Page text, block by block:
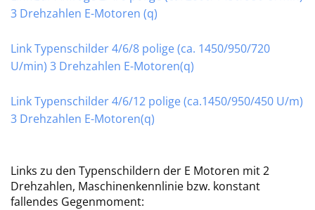
3 Drehzahlen E-Motoren (q)
Link Typenschilder 4/6/8 polige (ca. 1450/950/720
U/min) 3 Drehzahlen E-Motoren(q)
Link Typenschilder 4/6/12 polige (ca.1450/950/450 U/m)
3 Drehzahlen E-Motoren(q)
Links zu den Typenschildern der E Motoren mit 2
Drehzahlen, Maschinenkennlinie bzw. konstant
fallendes Gegenmoment: